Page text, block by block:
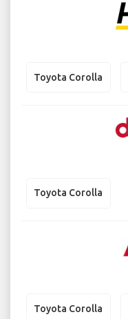
Toyota Corolla
Toyota Corolla
Toyota Corolla